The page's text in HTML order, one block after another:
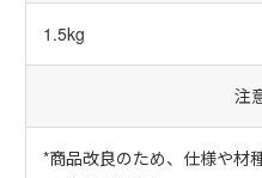
1.5kg
注
*商品改良のため、仕様や材